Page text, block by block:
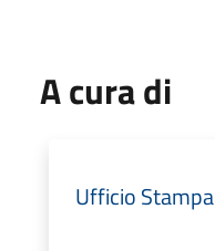
A cura di
Ufficio Stampa